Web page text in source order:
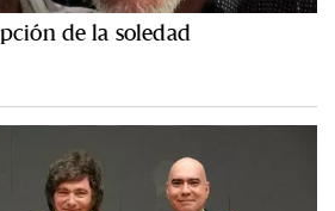
de la soledad